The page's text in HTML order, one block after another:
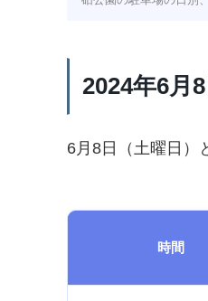
2024年6月
6月8日（土曜日）
時間